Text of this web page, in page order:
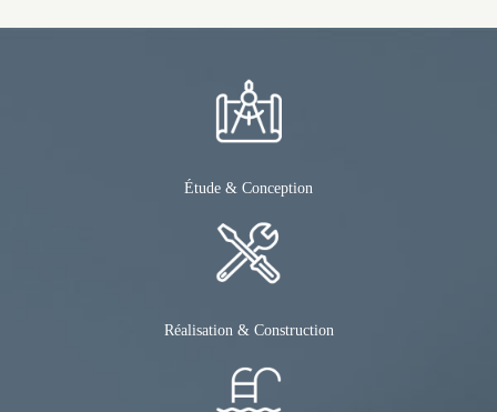
Étude & Conception
Réalisation & Construction